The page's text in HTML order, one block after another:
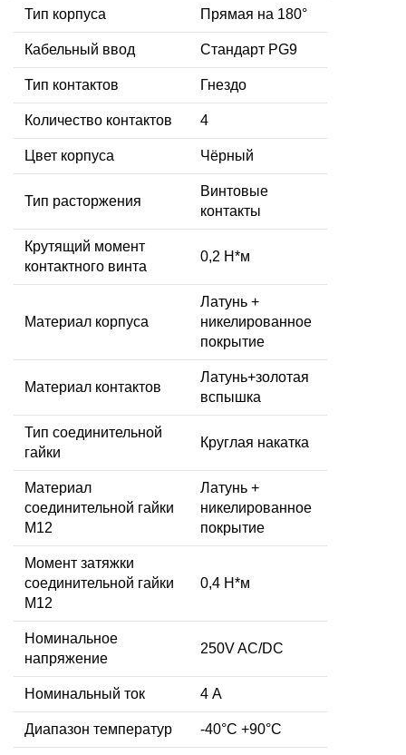
Тип корпуса Прямая на 180°
Кабельный ввод Стандарт PG9
Тип контактов Гнездо
Количество контактов 4
Цвет корпуса Чёрный
Тип расторжения
Винтовые
контакты
Крутящий момент
контактного винта
0,2 Н*м
Материал корпуса
Латунь +
никелированное
покрытие
Материал контактов
Латунь+золотая
вспышка
Тип соединительной
гайки
Круглая накатка
Материал
соединительной гайки
M12
Латунь +
никелированное
покрытие
Момент затяжки
соединительной гайки
M12
0,4 Н*м
Номинальное
напряжение
250V AC/DC
Номинальный ток 4 А
Диапазон температур -40°C +90°C